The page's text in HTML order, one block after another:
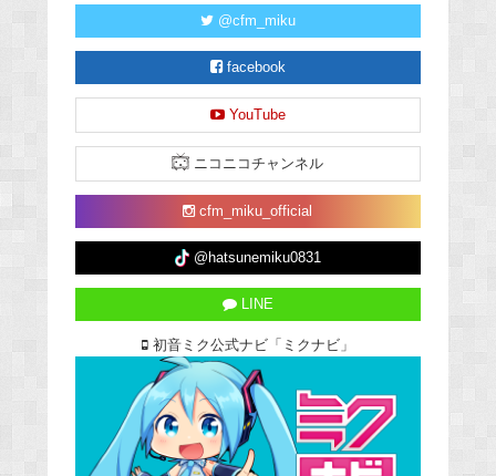
@cfm_miku
facebook
YouTube
ニコニコチャンネル
cfm_miku_official
@hatsunemiku0831
LINE
初音ミク公式ナビ「ミクナビ」